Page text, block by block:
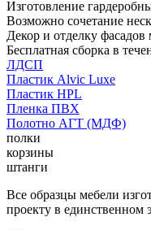
Изготовление
Возможно сочетание
Декор и отделку
Бесплатная сборка в
ЛДСП
Пластик Alvic Luxe
Пластик HPL
Пленка ПВХ
Полотно АГТ (МДФ)
полки
корзины
штанги
Все образцы мебели
проекту в единственном